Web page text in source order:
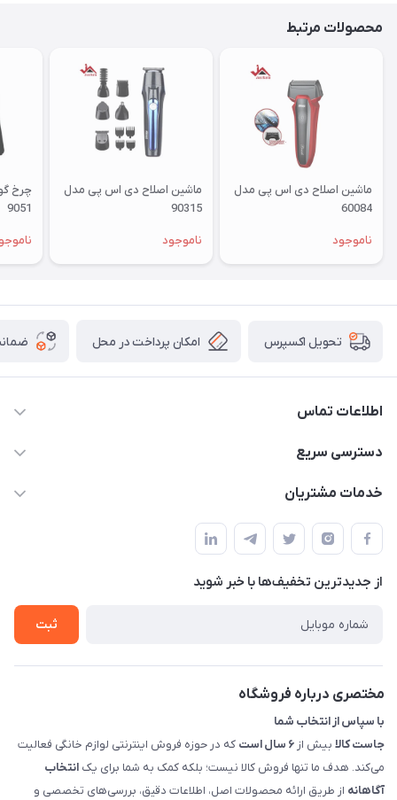
محصولات مرتبط
ماشین اصلاح دی اس پی مدل
60084
ناموجود
ماشین اصلاح دی اس پی مدل
90315
ناموجود
9051
تحویل اکسپرس امکان پرداخت در محل
اطلاعات تماس
09398557137
سمت چپ (فروشگاه صوتی عباسی) - "تحویل حضوری فقط با
هماهنگی"
دسترسی سریع
لیست محصولات
حساب کاربری
تماس با ما
خدمات مشتریان
راهنما
پرسش های شما
شرایط و ضوابط گارانتی
روش های بازگرداندن کالا
از جدید‌ترین تخفیف‌ها با‌ خبر شوید
ثبت
مختصری درباره فروشگاه
با سپاس از انتخاب شما
جاست کالا بیش از ۶ سال است
که در حوزه فروش اینترنتی لوازم خانگی فعالیت
می‌کند. هدف ما تنها فروش کالا نیست؛ بلکه کمک به شما برای یک انتخاب
آگاهانه از طریق ارائه محصولات اصل، اطلاعات دقیق، بررسی‌های تخصصی و